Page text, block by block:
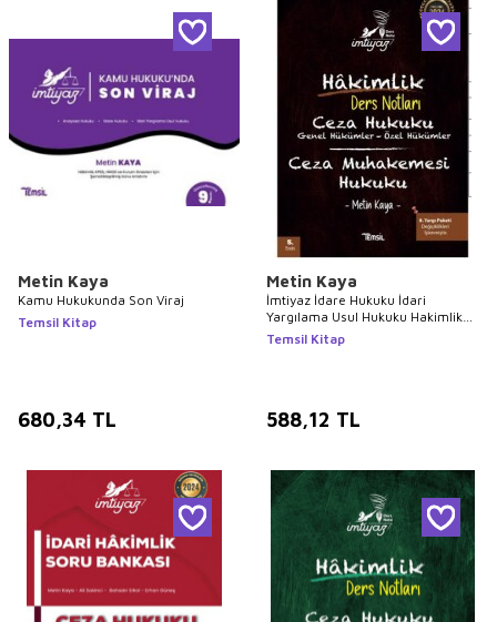
Metin Kaya
Kamu Hukukunda Son Viraj
Temsil Kitap
680,34 TL
Metin Kaya
İmtiyaz İdare Hukuku İdari
Yargılama Usul Hukuku Hakimlik
Ders Notları
Temsil Kitap
588,12 TL